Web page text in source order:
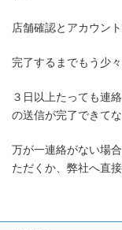
店舗確認とアカウン
完了するまでもう少
３日以上たっても連
の送信が完了できて
万が一連絡がない場
ただくか、弊社へ直